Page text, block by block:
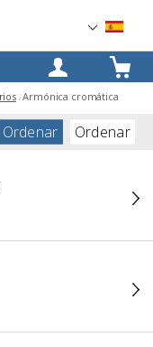
OK
Armónica cromática
Ordenar Ordenar